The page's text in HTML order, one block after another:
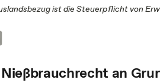
ist die Steuerpflicht von
an